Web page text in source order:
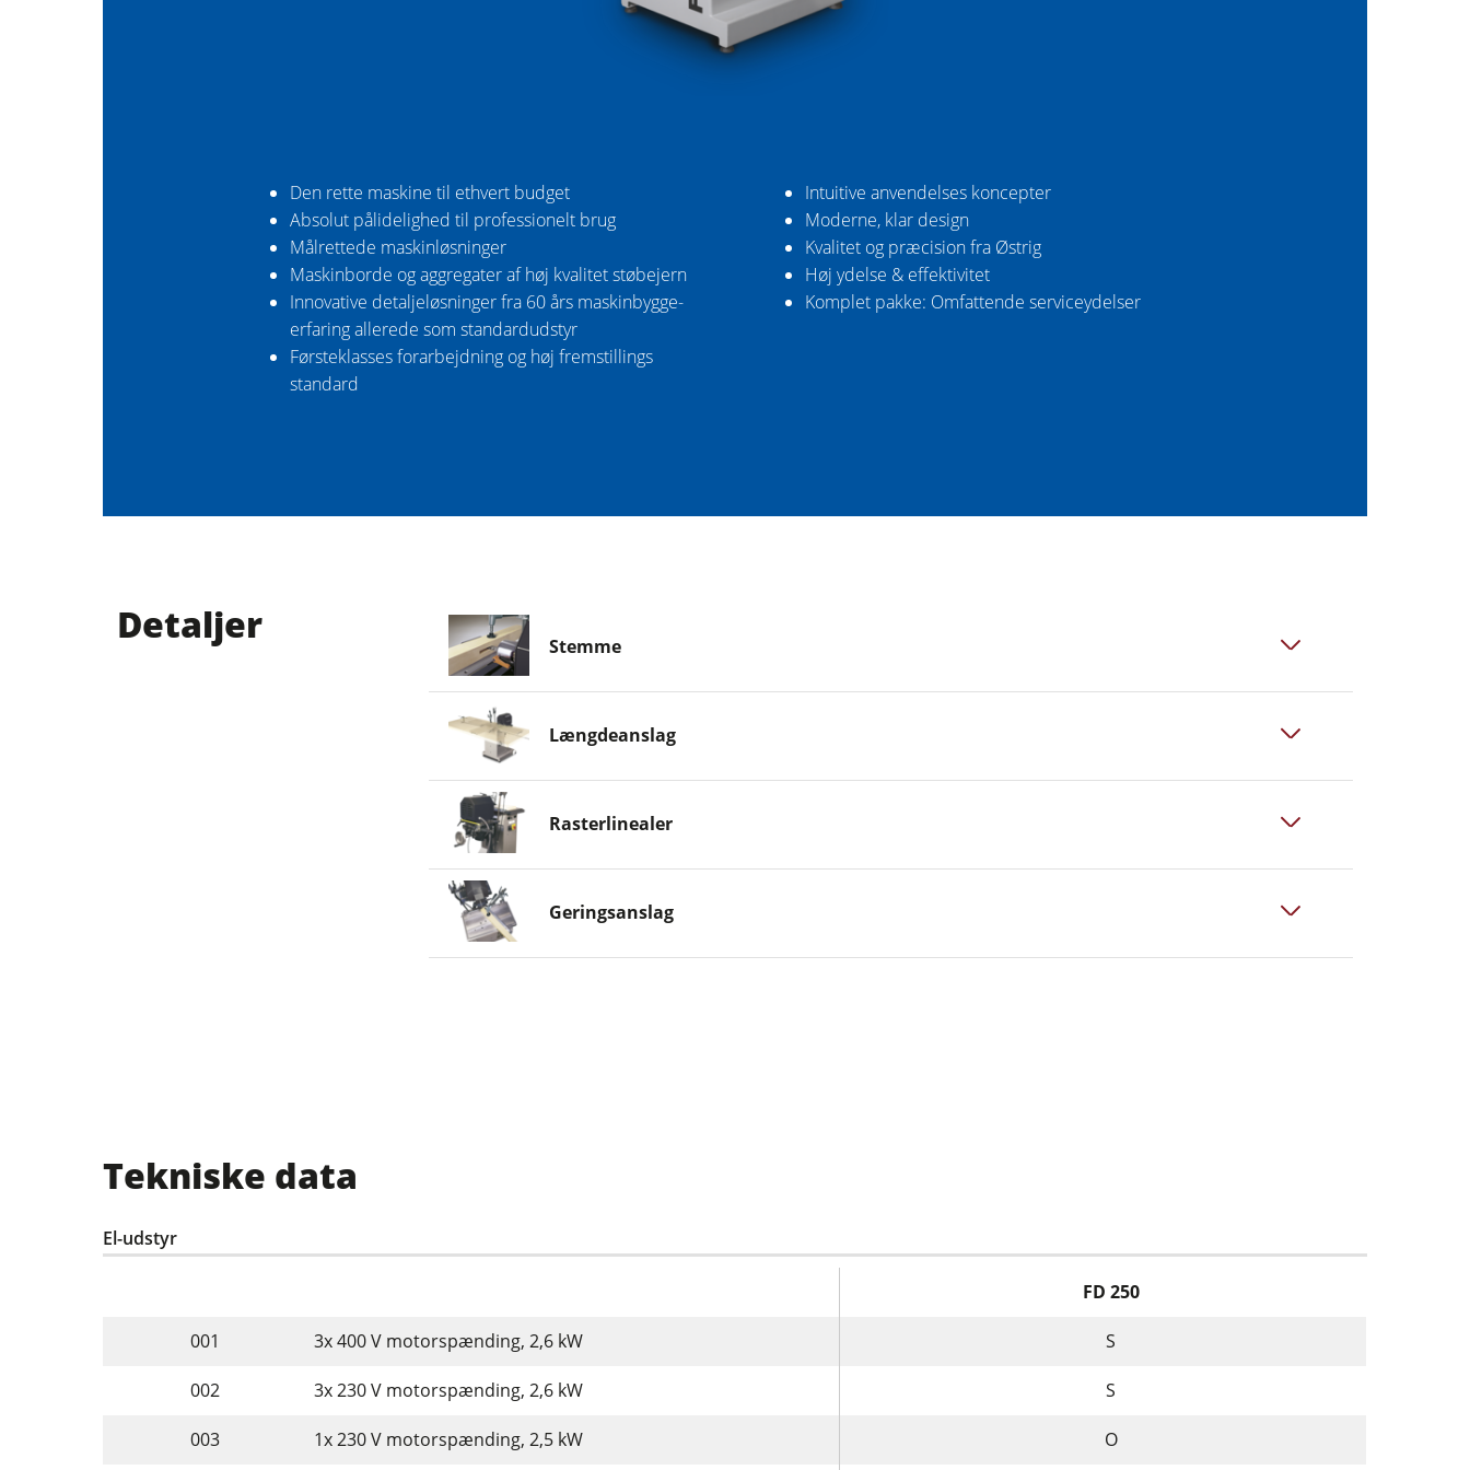
Den rette maskine til ethvert budget
Absolut pålidelighed til professionelt brug
Målrettede maskinløsninger
Maskinborde og aggregater af høj kvalitet støbejern
Innovative detaljeløsninger fra 60 års maskinbygge-
erfaring allerede som standardudstyr
Førsteklasses forarbejdning og høj fremstillings
standard
Intuitive anvendelses koncepter
Moderne, klar design
Kvalitet og præcision fra Østrig
Høj ydelse & effektivitet
Komplet pakke: Omfattende serviceydelser
Detaljer Stemme
Længdeanslag
Rasterlinealer
Geringsanslag
Tekniske data
El-udstyr
FD 250
001 3x 400 V motorspænding, 2,6 kW S
002 3x 230 V motorspænding, 2,6 kW S
003 1x 230 V motorspænding, 2,5 kW O